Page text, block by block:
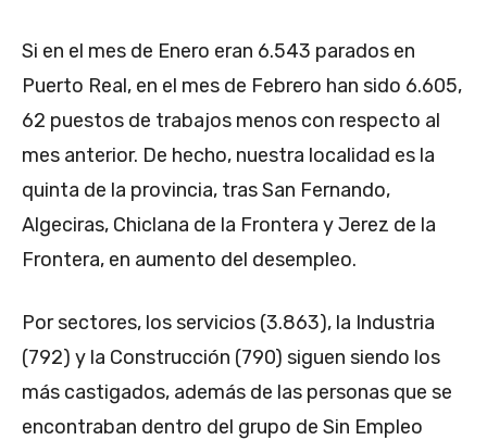
Si en el mes de Enero eran 6.543 parados en
Puerto Real, en el mes de Febrero han sido 6.605,
62 puestos de trabajos menos con respecto al
mes anterior. De hecho, nuestra localidad es la
quinta de la provincia, tras San Fernando,
Algeciras, Chiclana de la Frontera y Jerez de la
Frontera, en aumento del desempleo.
Por sectores, los servicios (3.863), la Industria
(792) y la Construcción (790) siguen siendo los
más castigados, además de las personas que se
encontraban dentro del grupo de Sin Empleo